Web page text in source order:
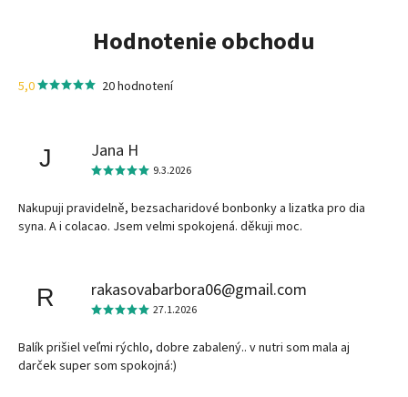
Hodnotenie obchodu
5,0 20 hodnotení
J Jana H
9.3.2026
Nakupuji pravidelně, bezsacharidové bonbonky a lizatka pro dia
syna. A i colacao. Jsem velmi spokojená. děkuji moc.
R rakasovabarbora06@gmail.com
27.1.2026
Balík prišiel veľmi rýchlo, dobre zabalený.. v nutri som mala aj
darček super som spokojná:)